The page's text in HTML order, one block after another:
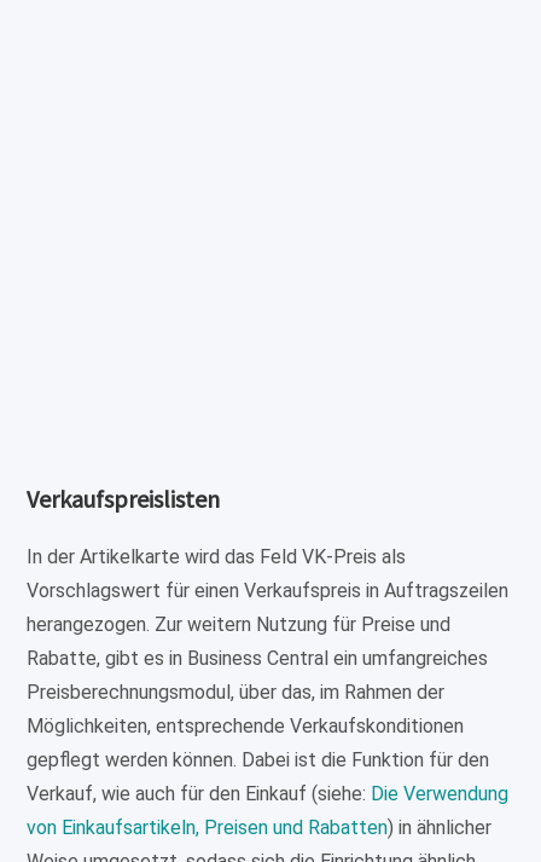
Verkaufspreislisten
In der Artikelkarte wird das Feld VK-Preis als
Vorschlagswert für einen Verkaufspreis in Auftragszeilen
herangezogen. Zur weitern Nutzung für Preise und
Rabatte, gibt es in Business Central ein umfangreiches
Preisberechnungsmodul, über das, im Rahmen der
Möglichkeiten, entsprechende Verkaufskonditionen
gepflegt werden können. Dabei ist die Funktion für den
Verkauf, wie auch für den Einkauf (siehe: Die Verwendung
von Einkaufsartikeln, Preisen und Rabatten) in ähnlicher